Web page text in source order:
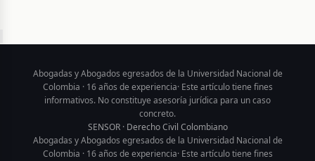
Abogadas y Abogados egresados de la Universidad Nacional de
Colombia · 16 años de experiencia· Este artículo tiene fines
informativos. No constituye asesoría jurídica para un caso
concreto.
SENSOR · Derecho Civil Colombiano
Abogadas y Abogados egresados de la Universidad Nacional de
Colombia · 16 años de experiencia· Este artículo tiene fines